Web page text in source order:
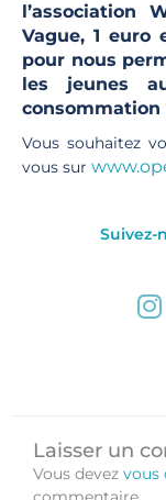
l’association
Vague, 1 euro
pour nous
les jeunes
consommation
Vous souhaitez
vous sur
Suivez-
I
n
r
a
Laisser un
Vous devez vous
commentaire.